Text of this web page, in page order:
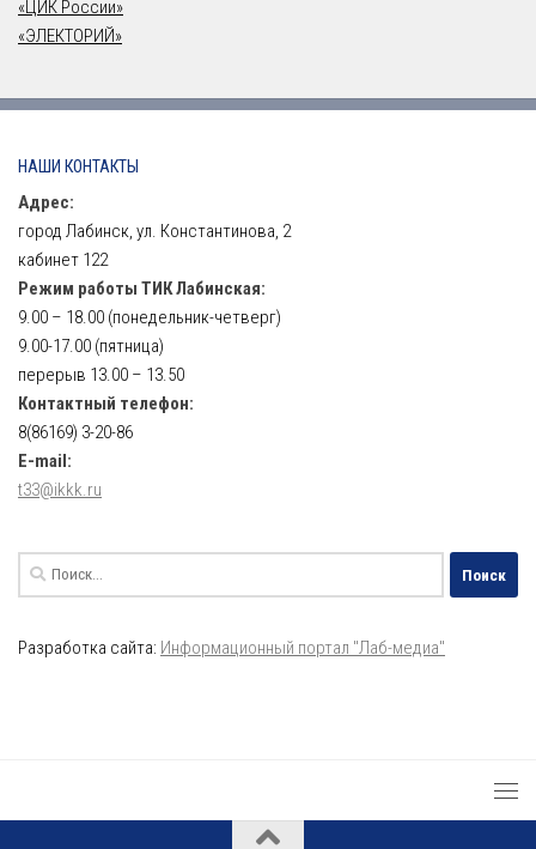
«ЦИК России»
«ЭЛЕКТОРИЙ»
НАШИ КОНТАКТЫ
Адрес:
город Лабинск, ул. Константинова, 2
кабинет 122
Режим работы ТИК Лабинская:
9.00 – 18.00 (понедельник-четверг)
9.00-17.00 (пятница)
перерыв 13.00 – 13.50
Контактный телефон:
8(86169) 3-20-86
E-mail:
t33@ikkk.ru
Найти:
Разработка сайта: Информационный портал "Лаб-медиа"